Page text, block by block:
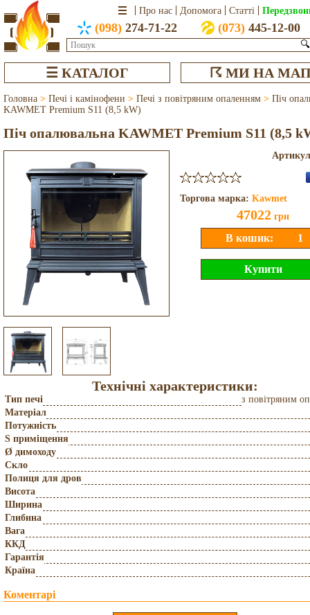
Про нас Допомога Статті
(098) 274-71-22 (073)445-12-00
🔍
☰ КАТАЛОГ ☈ МИ НА
Головна > Печі і камінофени > Печі з повітряним опаленням > Піч
KAWMET Premium S11 (8,5 kW)
Піч опалювальна KAWMET Premium S11 (8,5
Торгова марка: Kawmet
47022 грн
Технічні характеристики:
Тип печі
з повітряним
Матеріал
Потужність
S приміщення
Ø димоходу
Скло
Полиця для дров
Висота
Ширина
Глибина
Вага
ККД
Гарантія
Країна
Коментарі